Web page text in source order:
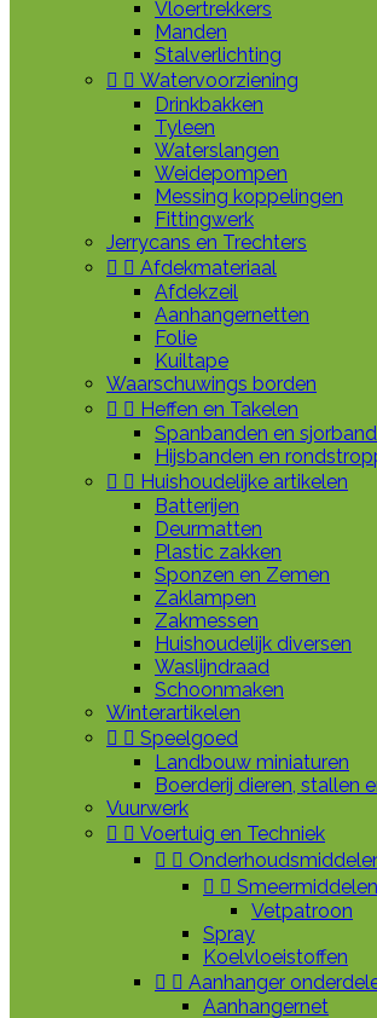
Vloertrekkers
Manden
Stalverlichting
  Watervoorziening
Drinkbakken
Tyleen
Waterslangen
Weidepompen
Messing koppelingen
Fittingwerk
Jerrycans en Trechters
  Afdekmateriaal
Afdekzeil
Aanhangernetten
Folie
Kuiltape
Waarschuwings borden
  Heffen en Takelen
Spanbanden en
Hijsbanden en
  Huishoudelijke artikelen
Batterijen
Deurmatten
Plastic zakken
Sponzen en Zemen
Zaklampen
Zakmessen
Huishoudelijk diversen
Waslijndraad
Schoonmaken
Winterartikelen
  Speelgoed
Landbouw miniaturen
Boerderij dieren, stallen
Vuurwerk
  Voertuig en Techniek
 
  Smeermiddelen
Vetpatroon
Spray
Koelvloeistoffen
  Aanhanger
Aanhangernet